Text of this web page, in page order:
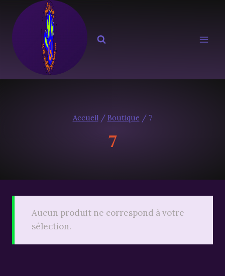
contenu
Accueil / Boutique / 7
7
Aucun produit ne correspond à votre
sélection.